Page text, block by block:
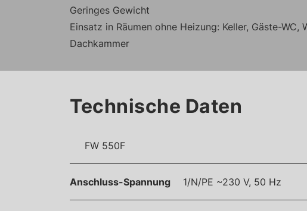
Geringes Gewicht
Einsatz in Räumen ohne Heizung: Keller, Gäste-
Dachkammer
Technische Daten
FW 550F
Anschluss-Spannung 1/N/PE ~230 V, 50 Hz